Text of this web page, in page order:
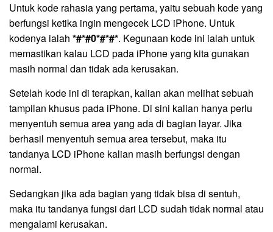
Untuk kode rahasia yang pertama, yaitu sebuah kode yang
berfungsi ketika ingin mengecek LCD iPhone. Untuk
kodenya ialah *#*#0*#*#*. Kegunaan kode ini ialah untuk
memastikan kalau LCD pada iPhone yang kita gunakan
masih normal dan tidak ada kerusakan.
Setelah kode ini di terapkan, kalian akan melihat sebuah
tampilan khusus pada iPhone. Di sini kalian hanya perlu
menyentuh semua area yang ada di bagian layar. Jika
berhasil menyentuh semua area tersebut, maka itu
tandanya LCD iPhone kalian masih berfungsi dengan
normal.
Sedangkan jika ada bagian yang tidak bisa di sentuh,
maka itu tandanya fungsi dari LCD sudah tidak normal atau
mengalami kerusakan.